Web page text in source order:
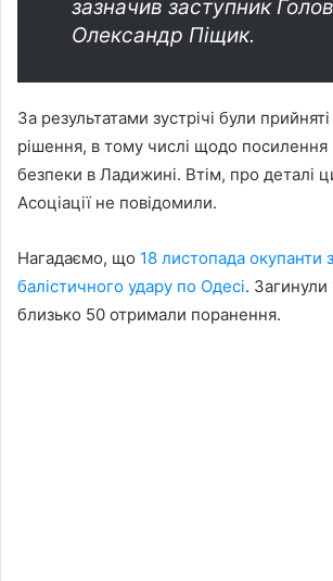
зазначив заступник
Олександр Піщик.
За результатами зустрічі були прийняті
рішення, в тому числі щодо посилення
безпеки в Ладижині. Втім, про деталі
Асоціації не повідомили.
Нагадаємо, що 18 листопада окупанти
балістичного удару по Одесі.
близько 50 отримали поранення.